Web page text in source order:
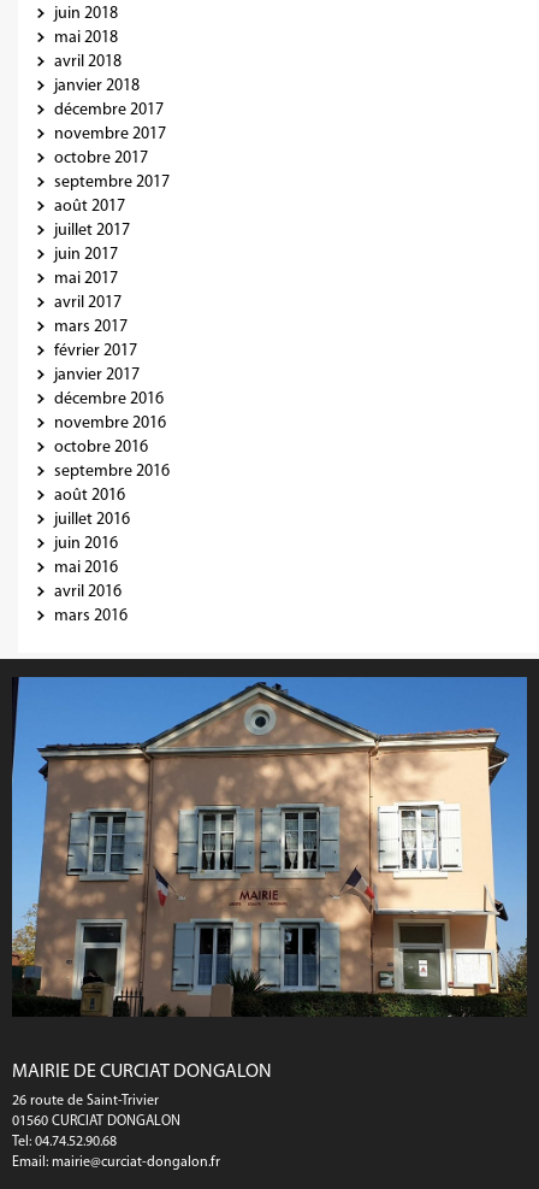
juin 2018
mai 2018
avril 2018
janvier 2018
décembre 2017
novembre 2017
octobre 2017
septembre 2017
août 2017
juillet 2017
juin 2017
mai 2017
avril 2017
mars 2017
février 2017
janvier 2017
décembre 2016
novembre 2016
octobre 2016
septembre 2016
août 2016
juillet 2016
juin 2016
mai 2016
avril 2016
mars 2016
MAIRIE DE CURCIAT DONGALON
26 route de Saint-Trivier
01560 CURCIAT DONGALON
Tel: 04.74.52.90.68
Email: mairie@curciat-dongalon.fr